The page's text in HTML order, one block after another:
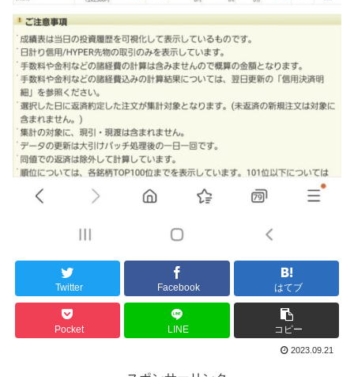
Twitter Facebook はてブ
Pocket LINE コピー
2023.09.21